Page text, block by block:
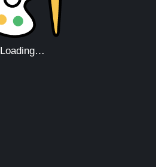
Loading…